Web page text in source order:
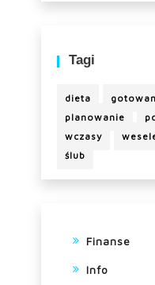
Tagi
dieta
planowanie
wczasy
ślub
Finanse
Info